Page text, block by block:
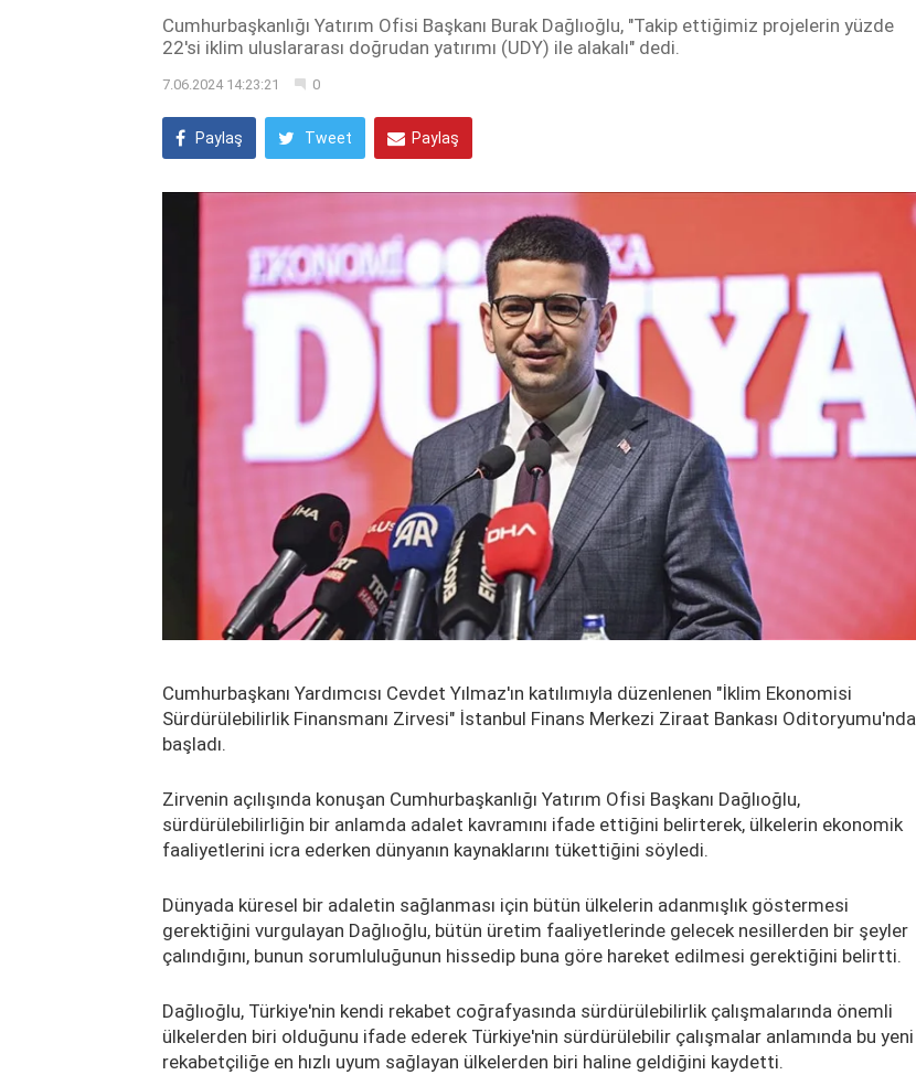
Cumhurbaşkanlığı Yatırım Ofisi Başkanı Burak Dağlıoğlu, "Takip ettiğimiz projelerin yüzde
22'si iklim uluslararası doğrudan yatırımı (UDY) ile alakalı" dedi.
7.06.2024 14:23:21 0
Paylaş Tweet Paylaş
Cumhurbaşkanı Yardımcısı Cevdet Yılmaz'ın katılımıyla düzenlenen "İklim Ekonomisi
Sürdürülebilirlik Finansmanı Zirvesi" İstanbul Finans Merkezi Ziraat Bankası Oditoryumu'nda
başladı.
Zirvenin açılışında konuşan Cumhurbaşkanlığı Yatırım Ofisi Başkanı Dağlıoğlu,
sürdürülebilirliğin bir anlamda adalet kavramını ifade ettiğini belirterek, ülkelerin ekonomik
faaliyetlerini icra ederken dünyanın kaynaklarını tükettiğini söyledi.
Dünyada küresel bir adaletin sağlanması için bütün ülkelerin adanmışlık göstermesi
gerektiğini vurgulayan Dağlıoğlu, bütün üretim faaliyetlerinde gelecek nesillerden bir şeyler
çalındığını, bunun sorumluluğunun hissedip buna göre hareket edilmesi gerektiğini belirtti.
Dağlıoğlu, Türkiye'nin kendi rekabet coğrafyasında sürdürülebilirlik çalışmalarında önemli
ülkelerden biri olduğunu ifade ederek Türkiye'nin sürdürülebilir çalışmalar anlamında bu yeni
rekabetçiliğe en hızlı uyum sağlayan ülkelerden biri haline geldiğini kaydetti.